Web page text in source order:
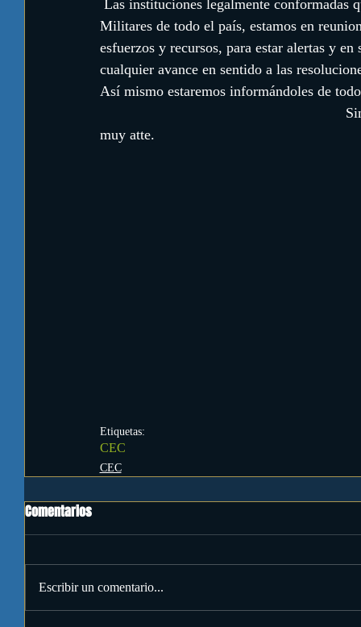
Militares de todo el país, estamos en
esfuerzos y recursos, para estar alertas y
cualquier avance en sentido a las
Así mismo estaremos informándoles de
muy atte.
Etiquetas:
CEC
CEC
Comentarios
Escribir un comentario...